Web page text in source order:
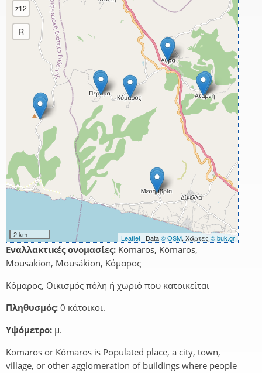
z12
R
2 km Leaflet | Data© OSM, Χάρτες © buk.gr
Εναλλακτικές ονομασίες: Komaros, Kómaros,
Mousakion, Mousákion, Κόμαρος
Κόμαρος, Οικισμός πόλη ή χωριό που κατοικείται
Πληθυσμός: 0 κάτοικοι.
Υψόμετρο: μ.
Komaros or Kómaros is Populated place, a city, town,
village, or other agglomeration of buildings where people